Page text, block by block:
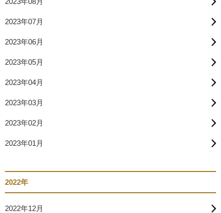
2023年07月
2023年06月
2023年05月
2023年04月
2023年03月
2023年02月
2023年01月
2022年
2022年12月